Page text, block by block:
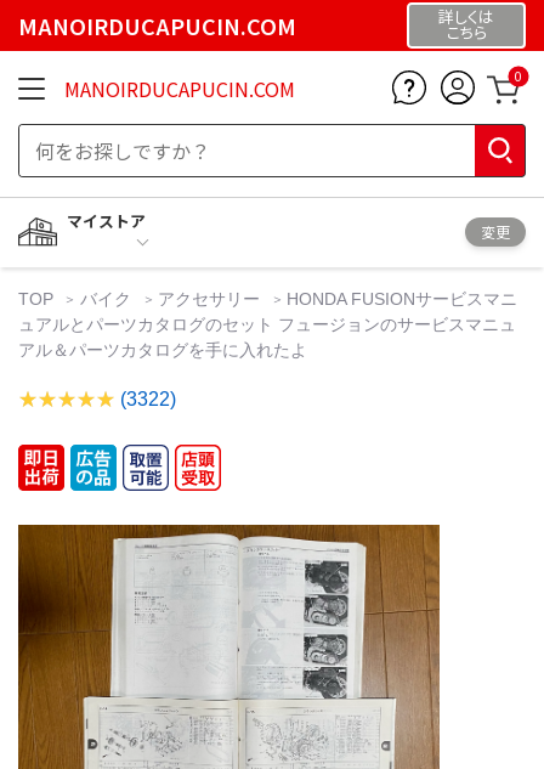
MANOIRDUCAPUCIN.COM 詳しくは
こちら
MANOIRDUCAPUCIN.COM 0
マイストア
変更
TOP バイク アクセサリー
HONDA FUSIONサービスマニ
ュアルとパーツカタログのセット フュージョンのサービスマニュ
アル＆パーツカタログを手に入れたよ
(3322)